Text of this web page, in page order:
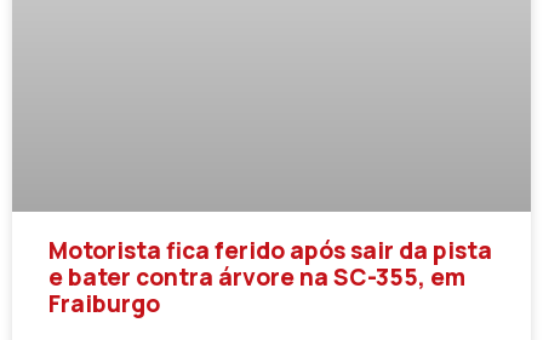
Motorista fica ferido após sair da pista
e bater contra árvore na SC-355, em
Fraiburgo